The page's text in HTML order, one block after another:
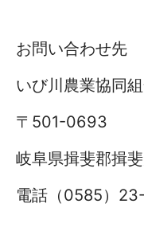
お問い合わせ先
いび川農業協
〒501-0693
岐阜県揖斐郡揖
電話（0585）23-